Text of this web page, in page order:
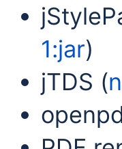
1:jar)
jTDS (